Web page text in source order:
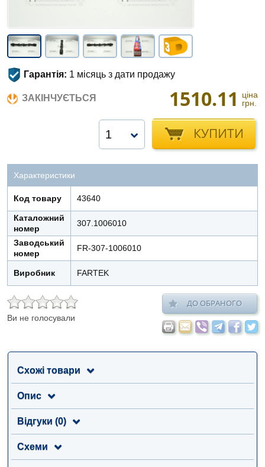
Гарантія: 1 місяць з дати продажу
ЗАКІНЧУЄТЬСЯ 1510.11
ціна
грн.
КУПИТИ
1
Характеристики
Код товару 43640
Каталожний
номер
307.1006010
Заводський
номер
FR-307-1006010
Виробник FARTEK
Ви не голосували
ДО ОБРАНОГО
Схожі товари
Опис
Відгуки (0)
Схеми